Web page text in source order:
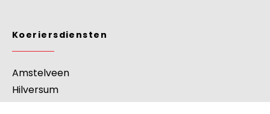
Koeriersdiensten
Amstelveen
Hilversum
Zaandam